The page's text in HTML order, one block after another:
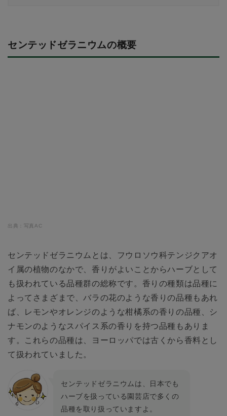
センテッドゼラニウムの概要
出典：写真AC
センテッドゼラニウムとは、フウロソウ科テンジクアオ
イ属の植物のなかで、香りがよいことからハーブとして
も扱われている品種群の総称です。香りの種類は品種に
よってさまざまで、バラの花のような香りの品種もあれ
ば、レモンやオレンジのような柑橘系の香りの品種、シ
ナモンのようなスパイス系の香りを持つ品種もありま
す。これらの品種は、ヨーロッパでは古くから香料とし
て扱われていました。
センテッドゼラニウムは、日本でも
ハーブを扱っている園芸店で多くの
品種を取り扱っていますよ。